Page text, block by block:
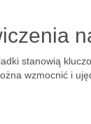
stanowią
wzmocnić i